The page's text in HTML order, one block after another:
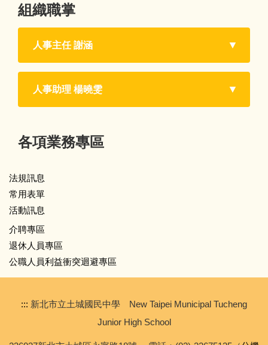
常用表單
活動訊息
介聘專區
公職人員利益衝突迴避專區
組織職掌
人事主任 謝涵
人事助理 楊曉雯
各項業務專區
法規訊息
常用表單
活動訊息
介聘專區
退休人員專區
公職人員利益衝突迴避專區
::: 新北市立土城國民中學 New Taipei Municipal Tucheng
Junior High School